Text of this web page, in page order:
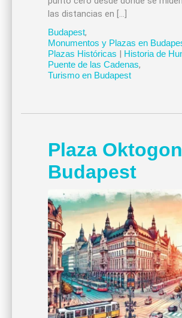
las distancias en […]
Budapest,
Monumentos y Plazas en
Plazas Históricas | Historia de
Puente de las Cadenas,
Turismo en Budapest
Plaza
Budapest